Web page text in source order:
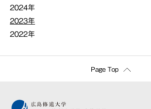
2024年
2023年
2022年
Page Top